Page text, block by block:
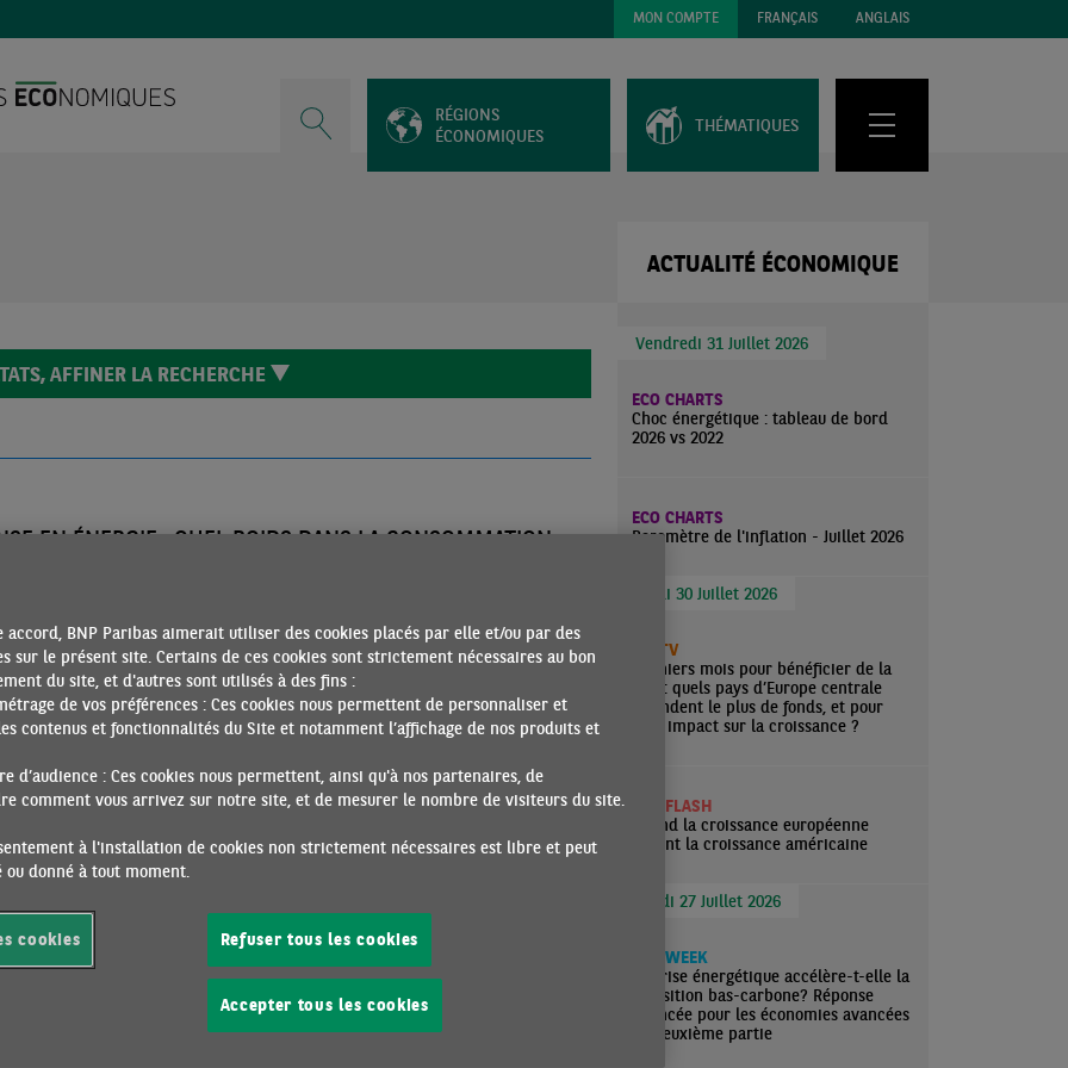
MON COMPTE FRANÇAIS ANGLAIS
RÉGIONS
ÉCONOMIQUES
THÉMATIQUES
AFFINER LA RECHERCHE
EN ÉNERGIE : QUEL POIDS DANS LA CONSOMMATION
importante des coûts de l’énergie qui affecte actuellement les
européennes constitue indéniablement un vent contraire à la
via notamment ses effets négatifs sur la consommation
Au niveau agrégé de la zone euro, ces dépenses directes en
représentaient en 2015 (données les plus récentes d’Eurostat) entre
des dépenses totales des ménages, constituant ainsi le troisième
consommation, après l’alimentation et le logement.Le poids dans la
selon les termes de France Stratégie, des dépenses pré-
diminuent à mesure que le niveau de revenu augmente
DE LA RÉFORME DE LA GOUVERNANCE
DE L’UNION EUROPÉENNE
ACTUALITÉ ÉCONOMIQUE
Vendredi 31 Juillet 2026
ECO CHARTS
Choc énergétique : tableau de bord
2026 vs 2022
ECO CHARTS
Baromètre de l'inflation - Juillet 2026
Jeudi 30 Juillet 2026
ECOTV
Derniers mois pour bénéficier de la
FRR : quels pays d’Europe centrale
attendent le plus de fonds, et pour
quel impact sur la croissance ?
ECO FLASH
Quand la croissance européenne
rejoint la croissance américaine
Lundi 27 Juillet 2026
ECO WEEK
La crise énergétique accélère-t-elle la
transition bas-carbone? Réponse
nuancée pour les économies avancées
— Deuxième partie
accord, BNP Paribas aimerait utiliser des cookies placés par elle et/ou par des
sur le présent site. Certains de ces cookies sont strictement nécessaires au bon
du site, et d'autres sont utilisés à des fins :
de vos préférences : Ces cookies nous permettent de personnaliser et
contenus et fonctionnalités du Site et notamment l’affichage de nos produits et
d’audience : Ces cookies nous permettent, ainsi qu'à nos partenaires, de
comment vous arrivez sur notre site, et de mesurer le nombre de visiteurs du site.
à l'installation de cookies non strictement nécessaires est libre et peut
donné à tout moment.
Refuser tous les cookies
Accepter tous les cookies
cookies